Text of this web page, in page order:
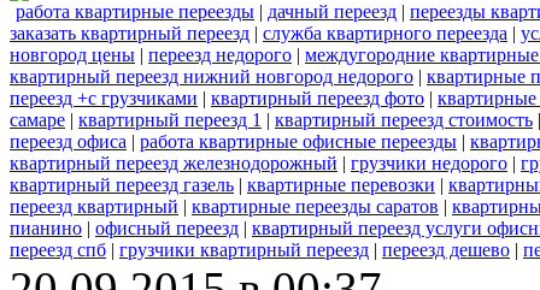
работа квартирные переезды | дачный переезд | переезды
заказать квартирный переезд | служба квартирного переезда |
новгород цены | переезд недорого | междугородние
квартирный переезд нижний новгород недорого | квартирные
переезд +с грузчиками | квартирный переезд фото | квартирные
самаре | квартирный переезд 1 | квартирный переезд стоимость
переезд офиса | работа квартирные офисные переезды |
квартирный переезд железнодорожный | грузчики недорого |
квартирный переезд газель | квартирные перевозки |
переезд квартирный | квартирные переезды саратов |
пианино | офисный переезд | квартирный переезд услуги
переезд спб | грузчики квартирный переезд | переезд дешево |